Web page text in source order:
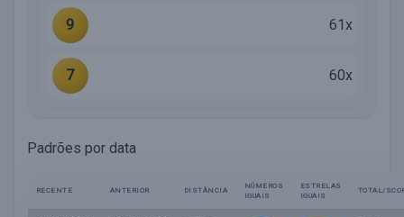
9 61x
7 60x
Padrões por data
RECENTE ANTERIOR DISTÂNCIA
NÚMEROS
IGUAIS
ESTRELAS
IGUAIS
TOTAL/